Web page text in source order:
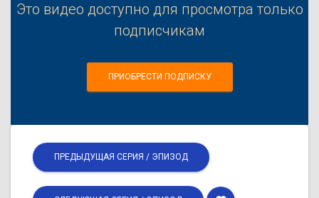
Это видео доступно для просмотра только
подписчикам
ПРИОБРЕСТИ ПОДПИСКУ
ПРЕДЫДУЩАЯ СЕРИЯ / ЭПИЗОД